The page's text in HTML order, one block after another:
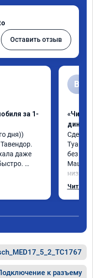
Оставить отзыв
за 1-
дня))
даже
В
«Чип
Туарег
без
Машина
низких
км/ч
Читать
к разъему